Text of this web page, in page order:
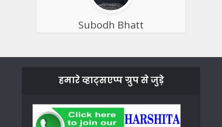
Subodh Bhatt
हमारे व्हाट्सएप्प ग्रुप से जुड़े